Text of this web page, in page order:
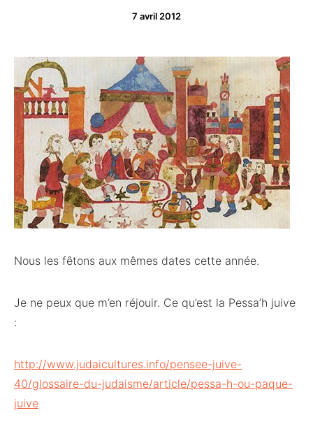
7 avril 2012
Nous les fêtons aux mêmes dates cette année.
Je ne peux que m’en réjouir. Ce qu’est la Pessa’h juive
:
http://www.judaicultures.info/pensee-juive-
40/glossaire-du-judaisme/article/pessa-h-ou-paque-
juive